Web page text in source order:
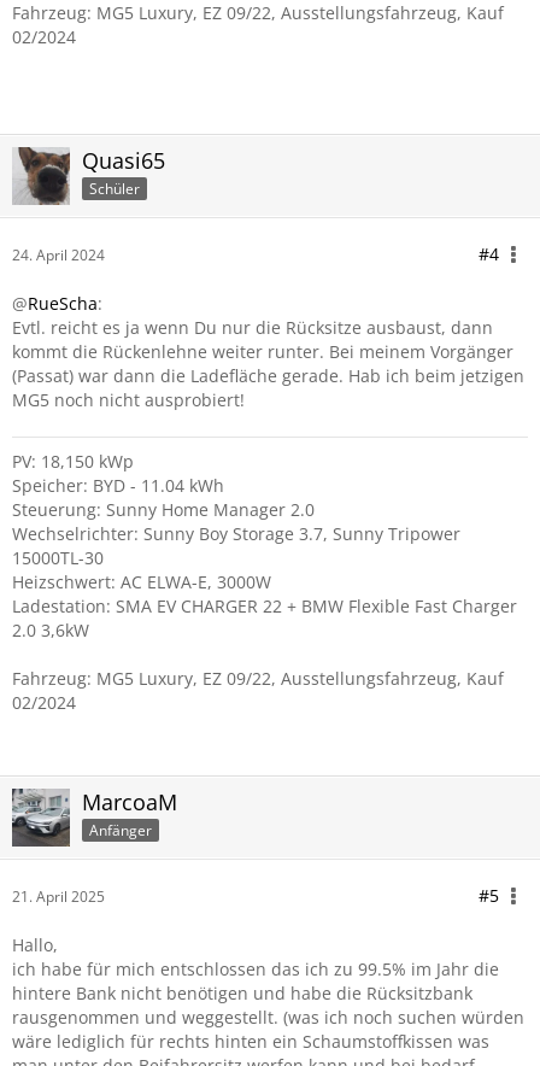
Fahrzeug: MG5 Luxury, EZ 09/22, Ausstellungsfahrzeug, Kauf
02/2024
Quasi65
Schüler
24. April 2024 #4
@RueScha:
Evtl. reicht es ja wenn Du nur die Rücksitze ausbaust, dann
kommt die Rückenlehne weiter runter. Bei meinem Vorgänger
(Passat) war dann die Ladefläche gerade. Hab ich beim jetzigen
MG5 noch nicht ausprobiert!
PV: 18,150 kWp
Speicher: BYD - 11.04 kWh
Steuerung: Sunny Home Manager 2.0
Wechselrichter: Sunny Boy Storage 3.7, Sunny Tripower
15000TL-30
Heizschwert: AC ELWA-E, 3000W
Ladestation: SMA EV CHARGER 22 + BMW Flexible Fast Charger
2.0 3,6kW
Fahrzeug: MG5 Luxury, EZ 09/22, Ausstellungsfahrzeug, Kauf
02/2024
MarcoaM
Anfänger
21. April 2025 #5
Hallo,
ich habe für mich entschlossen das ich zu 99.5% im Jahr die
hintere Bank nicht benötigen und habe die Rücksitzbank
rausgenommen und weggestellt. (was ich noch suchen würden
wäre lediglich für rechts hinten ein Schaumstoffkissen was